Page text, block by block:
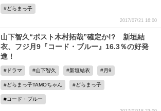
どらまっ子
2017/07/21 16:00
山下智久“ポスト木村拓哉”確定か!? 新垣結
衣、フジ月9『コード・ブルー』16.3％の好発
進！
ドラマ 山下智久 新垣結衣 月9
どらまっ子TAMOちゃん どらまっ子
コード・ブルー